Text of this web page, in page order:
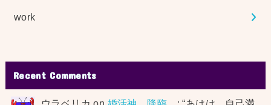
work
Recent Comments